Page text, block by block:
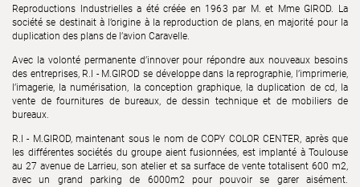
Reproductions Industrielles a été créée en 1963 par M. et Mme GIROD. La
société se destinait à l’origine à la reproduction de plans, en majorité pour la
duplication des plans de l’avion Caravelle.
Avec la volonté permanente d’innover pour répondre aux nouveaux besoins
des entreprises, R.I - M.GIROD se développe dans la reprographie, l’imprimerie,
l’imagerie, la numérisation, la conception graphique, la duplication de cd, la
vente de fournitures de bureaux, de dessin technique et de mobiliers de
bureaux.
R.I - M.GIROD, maintenant sous le nom de COPY COLOR CENTER, après que
les différentes sociétés du groupe aient fusionnées, est implanté à Toulouse
au 27 avenue de Larrieu, son atelier et sa surface de vente totalisent 600 m2,
avec un grand parking de 6000m2 pour pouvoir se garer aisément.